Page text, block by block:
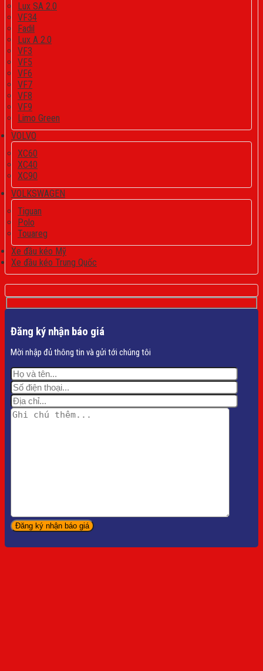
Lux SA 2.0
VF34
Fadil
Lux A 2.0
VF3
VF5
VF6
VF7
VF8
VF9
Limo Green
VOLVO
XC60
XC40
XC90
VOLKSWAGEN
Tiguan
Polo
Touareg
Xe đầu kéo Mỹ
Xe đầu kéo Trung Quốc
Đăng ký nhận báo giá
Mời nhập đủ thông tin và gửi tới chúng tôi